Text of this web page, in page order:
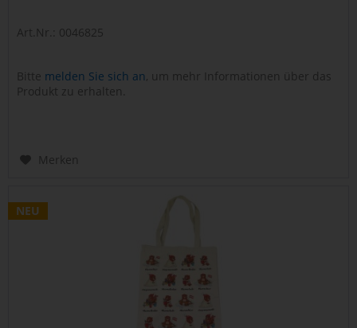
Art.Nr.: 0046825
Bitte melden Sie sich an, um mehr Informationen über das
Produkt zu erhalten.
Merken
NEU